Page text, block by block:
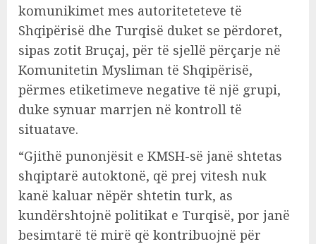
komunikimet mes autoriteteteve të
Shqipërisë dhe Turqisë duket se përdoret,
sipas zotit Bruçaj, për të sjellë përçarje në
Komunitetin Mysliman të Shqipërisë,
përmes etiketimeve negative të një grupi,
duke synuar marrjen në kontroll të
situatave.
“Gjithë punonjësit e KMSH-së janë shtetas
shqiptarë autoktonë, që prej vitesh nuk
kanë kaluar nëpër shtetin turk, as
kundërshtojnë politikat e Turqisë, por janë
besimtarë të mirë që kontribuojnë për